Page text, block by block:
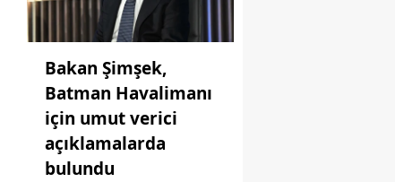
Bakan Şimşek,
Batman Havalimanı
için umut verici
açıklamalarda
bulundu